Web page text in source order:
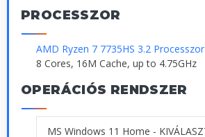
PROCESSZOR
AMD Ryzen 7 7735HS 3.2 Processzor
8 Cores, 16M Cache, up to 4.75GHz
OPERÁCIÓS RENDSZER